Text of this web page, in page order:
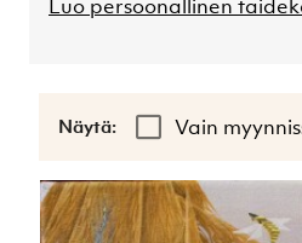
Luo persoonallinen
Näytä: Vain